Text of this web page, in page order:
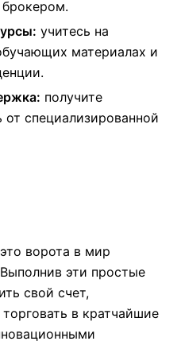
учитесь на
материалах и
получите
специализированной
ворота в мир
эти простые
свой счет,
в кратчайшие